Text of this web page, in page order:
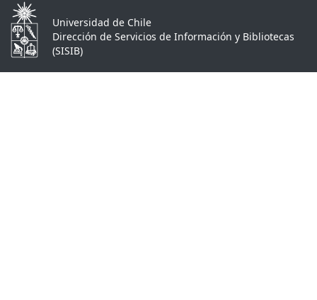
Universidad de Chile
Dirección de Servicios de Información y Bibliotecas
(SISIB)